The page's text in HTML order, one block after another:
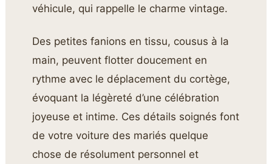
véhicule, qui rappelle le charme vintage.
Des petites fanions en tissu, cousus à la
main, peuvent flotter doucement en
rythme avec le déplacement du cortège,
évoquant la légèreté d’une célébration
joyeuse et intime. Ces détails soignés font
de votre voiture des mariés quelque
chose de résolument personnel et